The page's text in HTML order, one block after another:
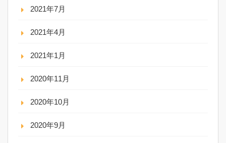
2021年7月
2021年4月
2021年1月
2020年11月
2020年10月
2020年9月